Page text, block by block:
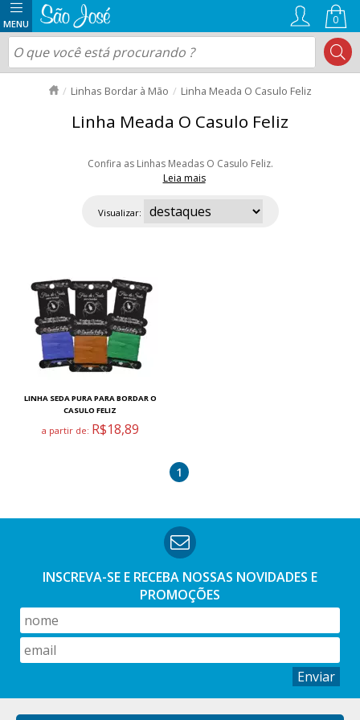
0
Linhas Bordar à Mão Linha Meada O Casulo Feliz
Linha Meada O Casulo Feliz
Confira as Linhas Meadas O Casulo Feliz.
Leia mais
oferecendo brilho natural, maciez e alta resistência para bordados
delicados e detalhados. Com cores vibrantes e fios que podem ser
Visualizar:
LINHA SEDA PURA PARA BORDAR O
CASULO FELIZ
a partir de: R$18,89
1
INSCREVA-SE E RECEBA NOSSAS NOVIDADES E
PROMOÇÕES
Enviar